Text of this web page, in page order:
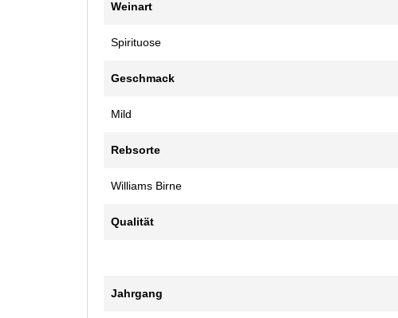
Weinart
Spirituose
Geschmack
Mild
Rebsorte
Williams Birne
Qualität
Jahrgang